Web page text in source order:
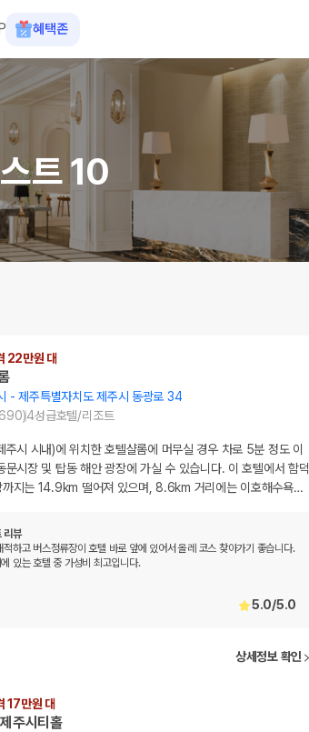
혜택존
트 10
22만원 대
-제주특별자치도 제주시 동광로 34
690)4성급호텔/리조트
주시 시내)에 위치한 호텔샬롬에 머무실 경우 차로 5분 정도 이
문시장 및 탑동 해안 광장에 가실 수 있습니다. 이 호텔에서 함덕
까지는 14.9km 떨어져 있으며, 8.6km 거리에는 이호해수욕…
리뷰
적하고 버스정류장이 호텔 바로 앞에 있어서 올레 코스 찾아가기 좋습니다.
있는 호텔 중 가성비 최고입니다.
5.0/5.0
상세정보 확인
17만원 대
주시티홀